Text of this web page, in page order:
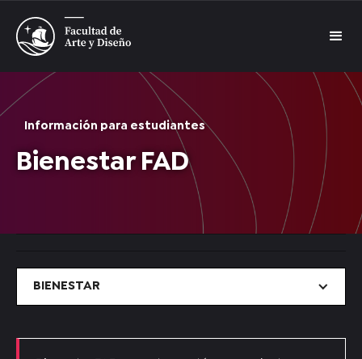
Información para estudiantes
Bienestar FAD
BIENESTAR